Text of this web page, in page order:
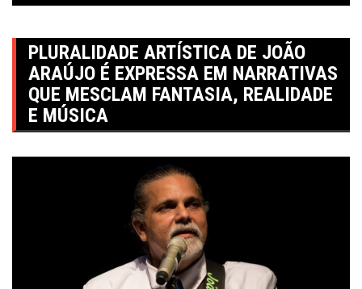
PLURALIDADE ARTÍSTICA DE JOÃO
ARAÚJO É EXPRESSA EM NARRATIVAS
QUE MESCLAM FANTASIA, REALIDADE
E MÚSICA